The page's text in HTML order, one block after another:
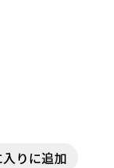
りに追加